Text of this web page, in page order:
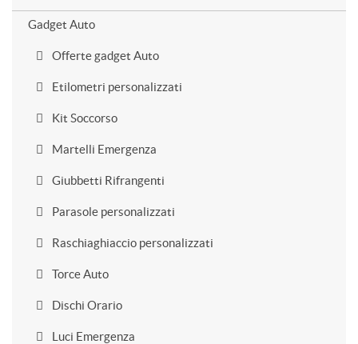
Gadget Auto
Offerte gadget Auto
Etilometri personalizzati
Kit Soccorso
Martelli Emergenza
Giubbetti Rifrangenti
Parasole personalizzati
Raschiaghiaccio personalizzati
Torce Auto
Dischi Orario
Luci Emergenza